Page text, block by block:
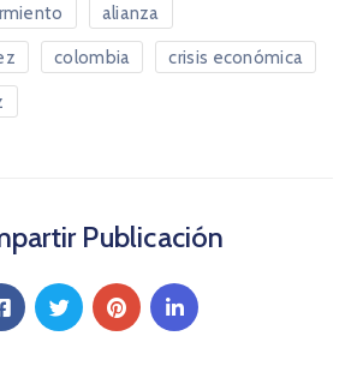
alianza
colombia crisis económica
Publicación